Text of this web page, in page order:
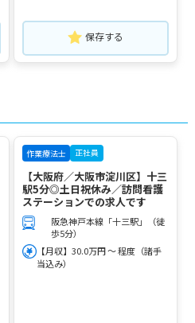
保存する
作業療法士 正社員
【大阪府／大阪市淀川区】十三
駅5分◎土日祝休み／訪問看護
ステーションでの求人です
阪急神戸本線「十三駅」（徒
歩5分）
【月収】30.0万円 ～ 程度（諸手
当込み）